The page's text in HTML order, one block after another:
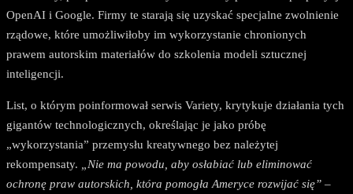
OpenAI i Google. Firmy te starają się uzyskać specjalne zwolnienie
rządowe, które umożliwiłoby im wykorzystanie chronionych
prawem autorskim materiałów do szkolenia modeli sztucznej
inteligencji.
List, o którym poinformował serwis Variety, krytykuje działania tych
gigantów technologicznych, określając je jako próbę
„wykorzystania” przemysłu kreatywnego bez należytej
rekompensaty. „Nie ma powodu, aby osłabiać lub eliminować
ochronę praw autorskich, która pomogła Ameryce rozwijać się” –